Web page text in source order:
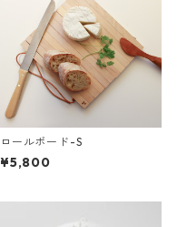
ロールボード-S
¥5,800